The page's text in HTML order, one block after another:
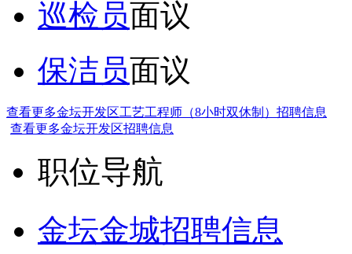
巡检员面议
保洁员面议
查看更多金坛开发区工艺工程师（8小时双休制）招聘信息
查看更多金坛开发区招聘信息
职位导航
金坛金城招聘信息